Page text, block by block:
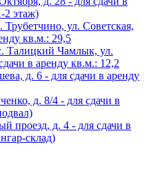
2 этаж)
ул. Советская,
кв.м.: 29,5
Талицкий Чамлык, ул.
в аренду кв.м.: 12,2
д. 6 - для сдачи в аренду
д. 8/4 - для сдачи в
проезд, д. 4 - для сдачи в
склад)